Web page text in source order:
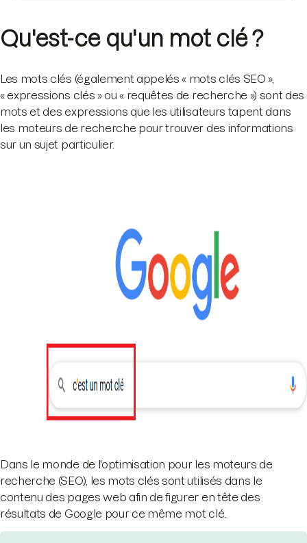
Qu'est-ce qu'un mot clé ?
Les mots clés (également appelés « mots clés SEO »,
« expressions clés » ou « requêtes de recherche ») sont des
mots et des expressions que les utilisateurs tapent dans
les moteurs de recherche pour trouver des informations
sur un sujet particulier.
Dans le monde de l'optimisation pour les moteurs de
recherche (SEO), les mots clés sont utilisés dans le
contenu des pages web afin de figurer en tête des
résultats de Google pour ce même mot clé.